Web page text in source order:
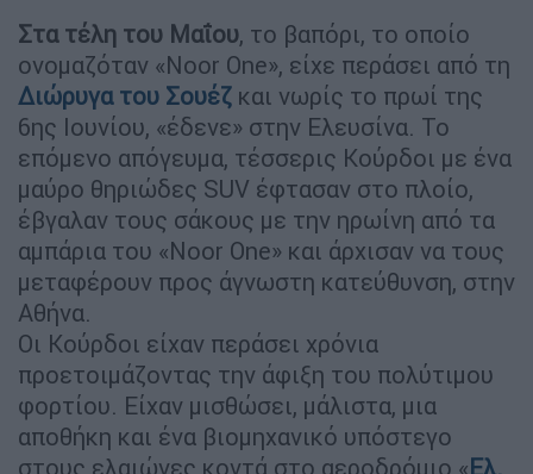
Στα τέλη του Μαΐου, το βαπόρι, το οποίο
ονομαζόταν «Noor One», είχε περάσει από τη
Διώρυγα του Σουέζ και νωρίς το πρωί της
6ης Ιουνίου, «έδενε» στην Ελευσίνα. Το
επόμενο απόγευμα, τέσσερις Κούρδοι με ένα
μαύρο θηριώδες SUV έφτασαν στο πλοίο,
έβγαλαν τους σάκους με την ηρωίνη από τα
αμπάρια του «Noor One» και άρχισαν να τους
μεταφέρουν προς άγνωστη κατεύθυνση, στην
Αθήνα.
Οι Κούρδοι είχαν περάσει χρόνια
προετοιμάζοντας την άφιξη του πολύτιμου
φορτίου. Είχαν μισθώσει, μάλιστα, μια
αποθήκη και ένα βιομηχανικό υπόστεγο
στους ελαιώνες κοντά στο αεροδρόμιο «Ελ.